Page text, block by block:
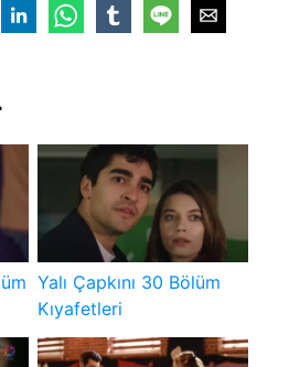
Yalı Çapkını 30 Bölüm
Kıyafetleri